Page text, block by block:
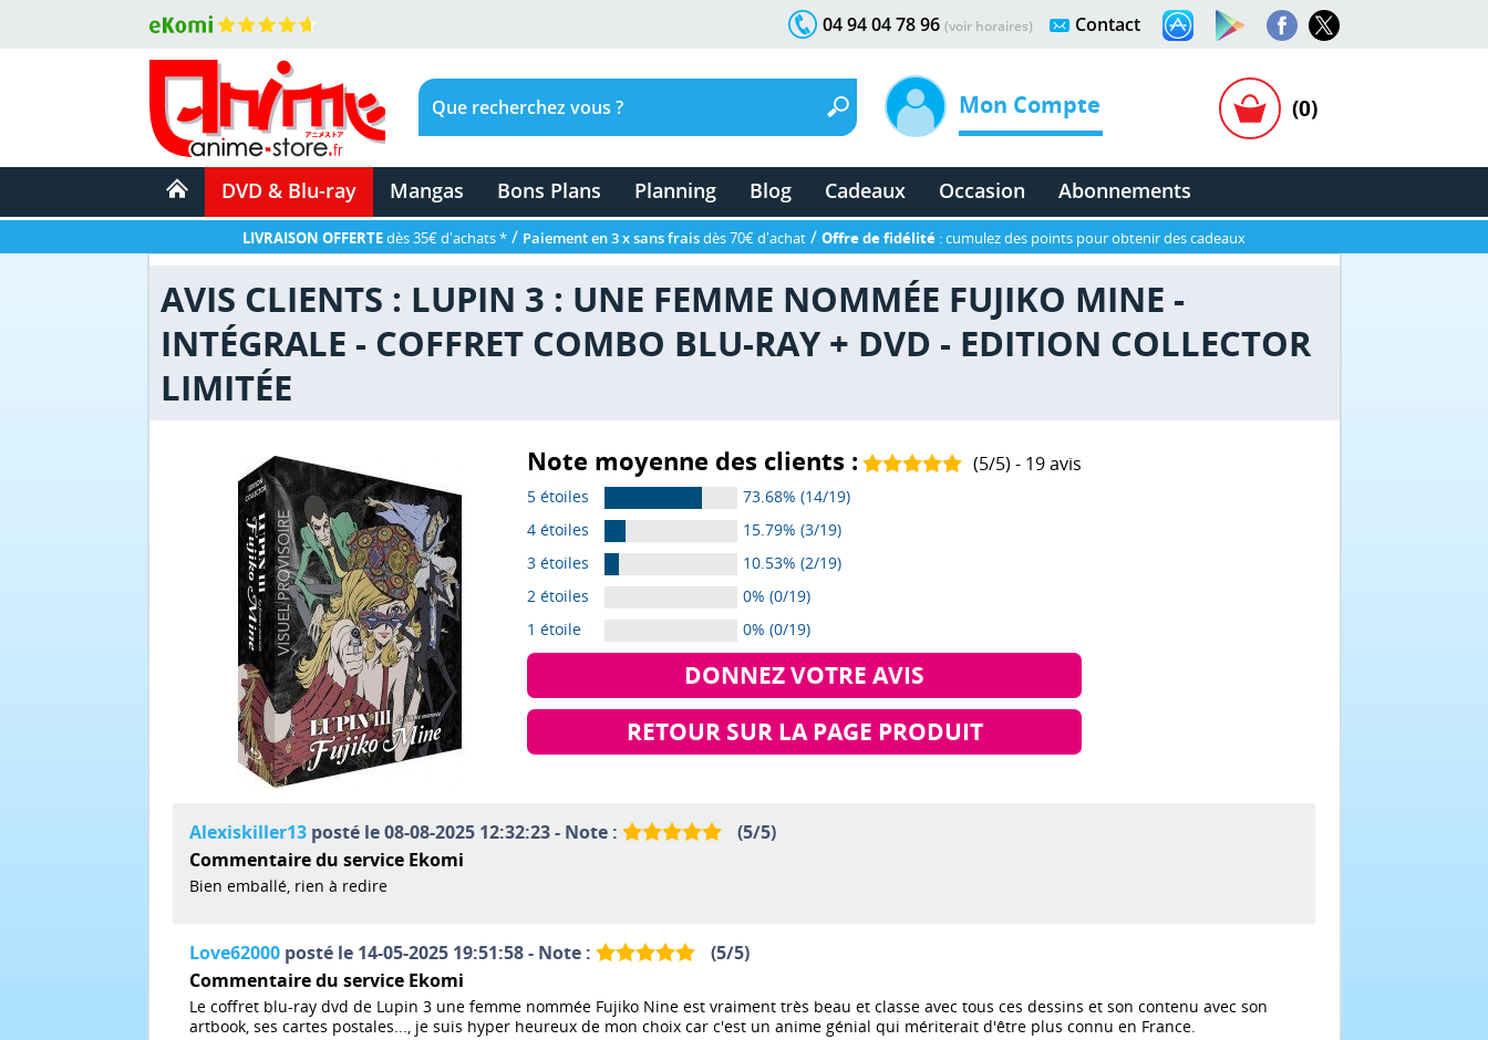
Contact
04 94 04 78 96 (voir horaires)
Mon Compte (0)
DVD & Blu-ray Mangas Bons Plans Planning Blog Cadeaux Occasion Abonnements
LIVRAISON OFFERTEdès 35€ d'achats * / Paiement en 3 x sans fraisdès 70€ d'achat / Offre de fidélité : cumulez des points pour obtenir des cadeaux
AVIS CLIENTS : LUPIN 3 : UNE FEMME NOMMÉE FUJIKO MINE -
INTÉGRALE - COFFRET COMBO BLU-RAY + DVD - EDITION COLLECTOR
LIMITÉE
Note moyenne des clients : (5/5) - 19avis
5 étoiles
73.68% (14/19)
4 étoiles
15.79% (3/19)
3 étoiles
10.53% (2/19)
2 étoiles
0% (0/19)
1 étoile
0% (0/19)
DONNEZ VOTRE AVIS
RETOUR SUR LA PAGE PRODUIT
Alexiskiller13 posté le 08-08-2025 12:32:23 - Note : (5/5)
Commentaire du service Ekomi
Bien emballé, rien à redire
Love62000 posté le 14-05-2025 19:51:58 - Note : (5/5)
Commentaire du service Ekomi
Le coffret blu-ray dvd de Lupin 3 une femme nommée Fujiko Nine est vraiment très beau et classe avec tous ces dessins et son contenu avec son
artbook, ses cartes postales..., je suis hyper heureux de mon choix car c'est un anime génial qui mériterait d'être plus connu en France.